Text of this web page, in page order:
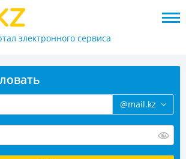
электронного сервиса
@mail.kz